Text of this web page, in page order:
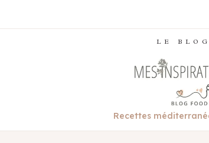
LE
Recettes